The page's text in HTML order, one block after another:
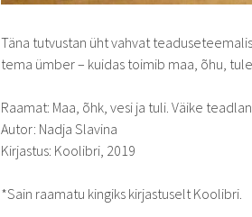
Täna tutvustan üht vahvat
tema ümber – kuidas toimib maa, õhu,
Raamat: Maa, õhk, vesi ja tuli. Väike
Autor: Nadja Slavina
Kirjastus: Koolibri, 2019
*Sain raamatu kingiks kirjastuselt Koolibri.